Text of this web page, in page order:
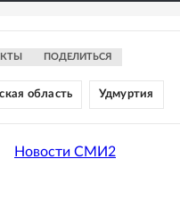
ПОДЕЛИТЬСЯ
область Удмуртия
Новости СМИ2